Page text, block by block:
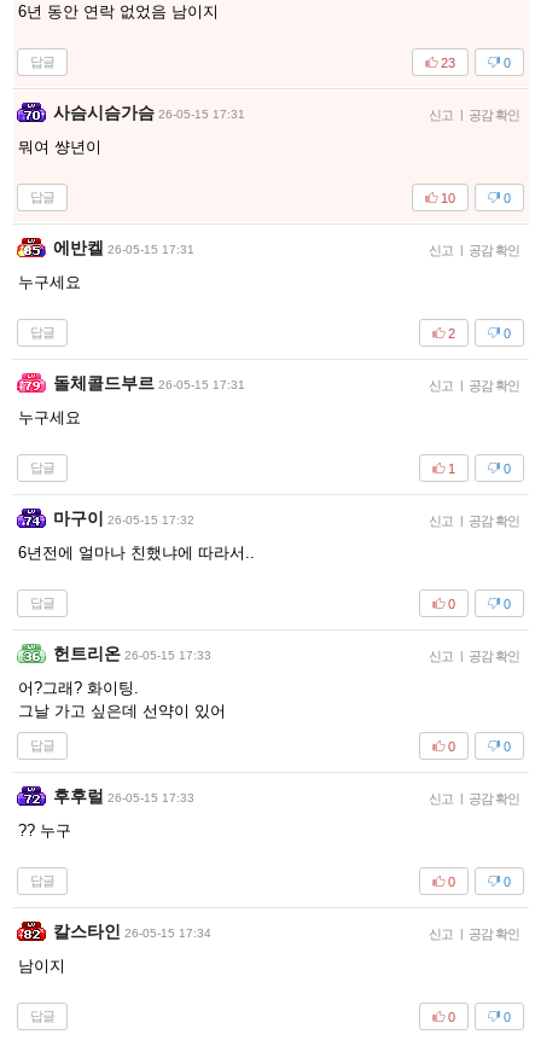
6년 동안 연락 없었음 남이지
답글 0
23
사슴시슴가슴 26-05-15 17:31 신고 | 공감 확인
뭐여 썅년이
답글 0
10
에반켈 26-05-15 17:31 신고 | 공감 확인
누구세요
답글 0
2
돌체콜드부르 26-05-15 17:31 신고 | 공감 확인
누구세요
답글 0
1
마구이 26-05-15 17:32 신고 | 공감 확인
6년전에 얼마나 친했냐에 따라서..
답글 0
0
헌트리온 26-05-15 17:33 신고 | 공감 확인
어?그래? 화이팅.
그날 가고 싶은데 선약이 있어
답글 0
0
후후럴 26-05-15 17:33 신고 | 공감 확인
?? 누구
답글 0
0
칼스타인 26-05-15 17:34 신고 | 공감 확인
남이지
답글 0
0